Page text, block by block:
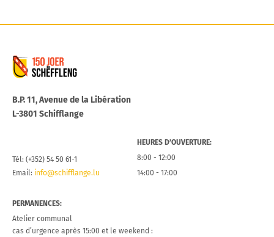
B.P. 11, Avenue de la Libération
L-3801 Schifflange
Tél: (+352) 54 50 61-1
Email: info@schifflange.lu
HEURES D’OUVERTURE:
8:00 - 12:00
14:00 - 17:00
PERMANENCES:
Atelier communal
cas d’urgence après 15:00 et le weekend :